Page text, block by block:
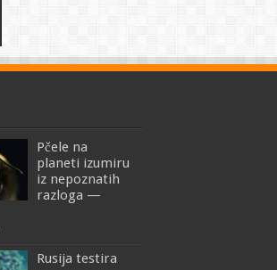
Pčele na
planeti izumiru
iz nepoznatih
razloga —
Rusija testira